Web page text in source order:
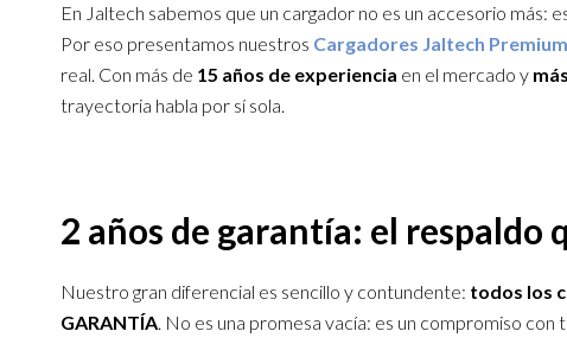
En Jaltech sabemos que un cargador no es un accesorio más:
Por eso presentamos nuestros Cargadores Jaltech Premium
real. Con más de 15 años de experiencia en el mercado y
trayectoria habla por sí sola.
2 años de garantía: el
Nuestro gran diferencial es sencillo y contundente: todos los
GARANTÍA. No es una promesa vacía: es un compromiso con